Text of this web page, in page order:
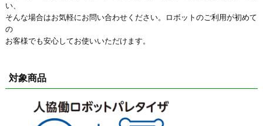
い、
そんな場合はお気軽にお問い合わせください。ロボットのご利用が初めて
の
お客様でも安心してお使いいただけます。
対象商品